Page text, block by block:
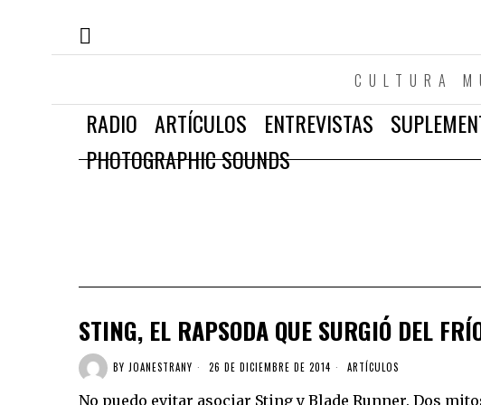
CULTURA
RADIO ARTÍCULOS ENTREVISTAS
PHOTOGRAPHIC SOUNDS
STING, EL RAPSODA QUE SURGIÓ DEL
BY JOANESTRANY 26 DE DICIEMBRE DE 2014 ARTÍCULOS
No puedo evitar asociar Sting y Blade Runner. Dos